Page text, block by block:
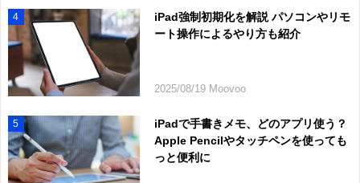
4
iPad強制初期化を解説 パソコンやリモ
ート操作によるやり方も紹介
2025/08/19 Moovoo
5
iPadで手書きメモ、どのアプリ使う？
Apple Pencilやタッチペンを使っても
っと便利に